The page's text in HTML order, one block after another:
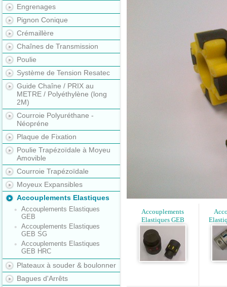
Engrenages
Pignon Conique
Crémaillère
Chaînes de Transmission
Poulie
Système de Tension Resatec
Guide Chaîne / PRIX au
METRE / Polyéthylène (long
2M)
Courroie Polyuréthane -
Néopréne
Plaque de Fixation
Poulie Trapézoïdale à Moyeu
Amovible
Courroie Trapézoïdale
Moyeux Expansibles
Accouplements Elastiques
Accouplements Elastiques
GEB
Accouplements Elastiques
GEB SG
Accouplements Elastiques
GEB HRC
Plateaux à souder & boulonner
Bagues d'Arrêts
Accouplements
Elastiques GEB